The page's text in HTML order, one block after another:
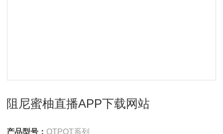
阻尼蜜柚直播APP下载网站
产品型号： OTPOT系列